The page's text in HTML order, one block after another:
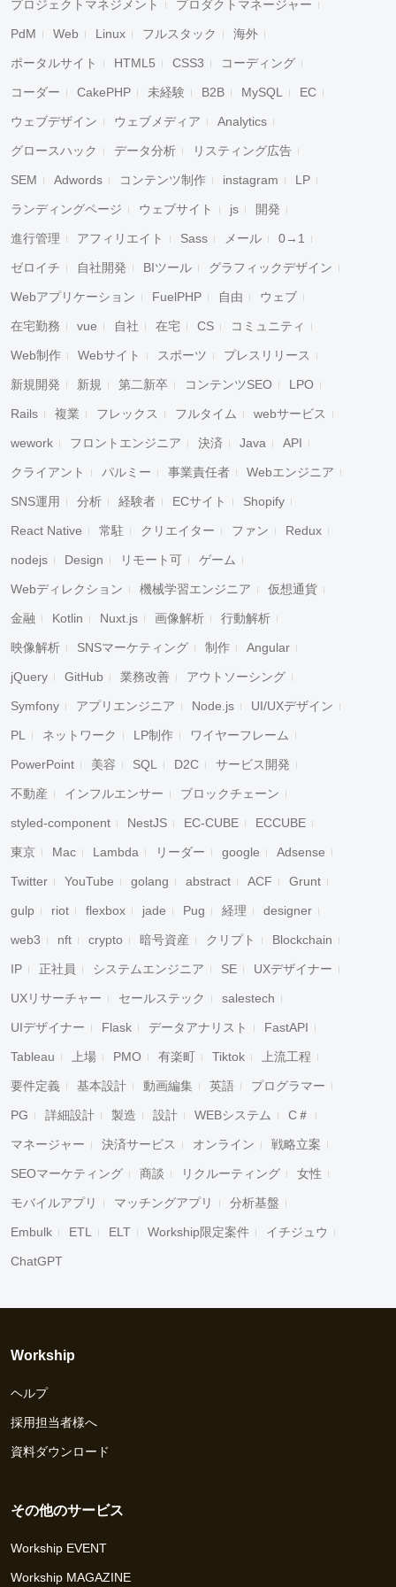
プロジェクトマネジメント プロダクトマネージャー
PdM Web Linux フルスタック 海外
ポータルサイト HTML5 CSS3 コーディング
コーダー CakePHP 未経験 B2B MySQL EC
ウェブデザイン ウェブメディア Analytics
グロースハック データ分析 リスティング広告
SEM Adwords コンテンツ制作 instagram LP
ランディングページ ウェブサイト js 開発
進行管理 アフィリエイト Sass メール 0→1
ゼロイチ 自社開発 BIツール グラフィックデザイン
Webアプリケーション FuelPHP 自由 ウェブ
在宅勤務 vue 自社 在宅 CS コミュニティ
Web制作 Webサイト スポーツ プレスリリース
新規開発 新規 第二新卒 コンテンツSEO LPO
Rails 複業 フレックス フルタイム webサービス
wework フロントエンジニア 決済 Java API
クライアント パルミー 事業責任者 Webエンジニア
SNS運用 分析 経験者 ECサイト Shopify
React Native 常駐 クリエイター ファン Redux
nodejs Design リモート可 ゲーム
Webディレクション 機械学習エンジニア 仮想通貨
金融 Kotlin Nuxt.js 画像解析 行動解析
映像解析 SNSマーケティング 制作 Angular
jQuery GitHub 業務改善 アウトソーシング
Symfony アプリエンジニア Node.js UI/UXデザイン
PL ネットワーク LP制作 ワイヤーフレーム
PowerPoint 美容 SQL D2C サービス開発
不動産 インフルエンサー ブロックチェーン
styled-component NestJS EC-CUBE ECCUBE
東京 Mac Lambda リーダー google Adsense
Twitter YouTube golang abstract ACF Grunt
gulp riot flexbox jade Pug 経理 designer
web3 nft crypto 暗号資産 クリプト Blockchain
IP 正社員 システムエンジニア SE UXデザイナー
UXリサーチャー セールステック salestech
UIデザイナー Flask データアナリスト FastAPI
Tableau 上場 PMO 有楽町 Tiktok 上流工程
要件定義 基本設計 動画編集 英語 プログラマー
PG 詳細設計 製造 設計 WEBシステム C＃
マネージャー 決済サービス オンライン 戦略立案
SEOマーケティング 商談 リクルーティング 女性
モバイルアプリ マッチングアプリ 分析基盤
Embulk ETL ELT Workship限定案件 イチジュウ
ChatGPT
Workship
ヘルプ
採用担当者様へ
資料ダウンロード
その他のサービス
Workship EVENT
Workship MAGAZINE